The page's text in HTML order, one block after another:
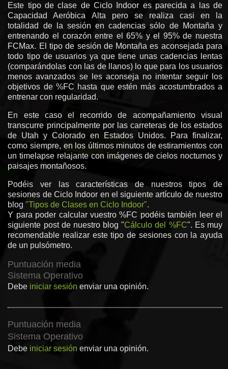
Este tipo de clase de Ciclo Indoor es parecida a las de
Capacidad Aeróbica Alta pero se realiza casi en la
totalidad de la sesión en cadencias sólo de Montaña y
entrenando el corazón entre el 65% y el 95% de nuestra
FCMax. El tipo de sesión de Montaña es aconsejada para
todo tipo de usuarios ya que tiene unas cadencias lentas
(comparándolas con las de llanos) lo que para los usuarios
menos avanzados se les aconseja no intentar seguir los
objetivos de %FC hasta que estén más acostumbrados a
entrenar con regularidad.
En este caso el recorrido de acompañamiento visual
transcurre principalmente por las carreteras de los estados
de Utah y Colorado en Estados Unidos. Para finalizar,
como siempre, en los últimos minutos de estiramientos con
un timelapse relajante con imágenes de cielos nocturnos y
paisajes montañosos.
Podéis ver las características de nuestros tipos de
sesiones de Ciclo Indoor en el siguiente artículo de nuestro
blog"Tipos de Clases en Ciclo Indoor".
Y para poder calcular vuestro %FC podéis también leer el
siguiente post de nuestro blog "Cálculo del %FC". Es muy
recomendable realizar este tipo de sesiones con la ayuda
de un pulsómetro.
Puntuación media
Sistema Operativo
Debe iniciar sesión enviar una opinión.
Puntuación media
Sistema Operativo
Debe iniciar sesión enviar una opinión.